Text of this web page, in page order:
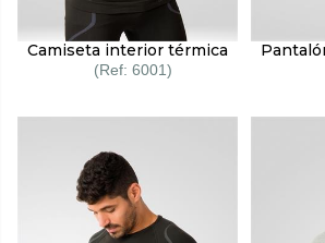
Camiseta interior térmica
6001